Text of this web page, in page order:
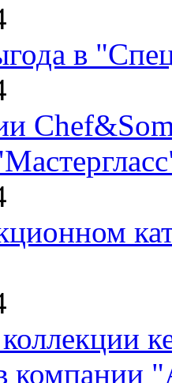
в
в компании